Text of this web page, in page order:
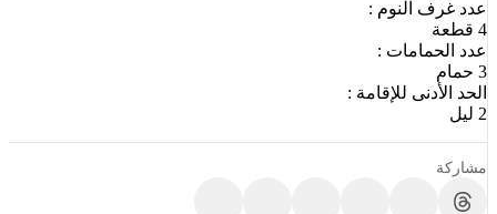
عدد غرف النوم :
4 قطعة
عدد الحمامات :
3 حمام
الحد الأدنى للإقامة :
2 ليل
مشاركة